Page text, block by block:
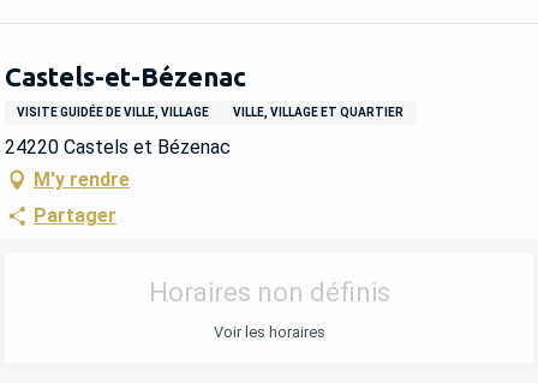
Castels-et-Bézenac
VISITE GUIDÉE DE VILLE, VILLAGE VILLE, VILLAGE ET QUARTIER
24220 Castels et Bézenac
M'y rendre
Partager
OUVERTURE ET COORDONNÉES
Horaires non définis
Voir les horaires